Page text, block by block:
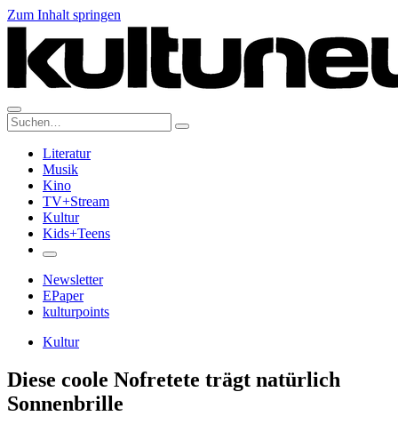
Zum Inhalt springen
Suche:
Literatur
Musik
Kino
TV+Stream
Kultur
Kids+Teens
Newsletter
EPaper
kulturpoints
Kultur
Diese coole Nofretete trägt natürlich
Sonnenbrille